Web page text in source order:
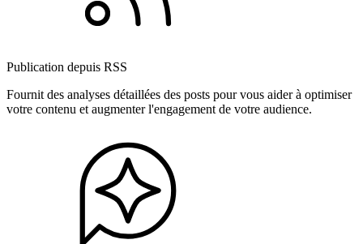
Publication depuis RSS
Fournit des analyses détaillées des posts pour vous aider à optimiser
votre contenu et augmenter l'engagement de votre audience.